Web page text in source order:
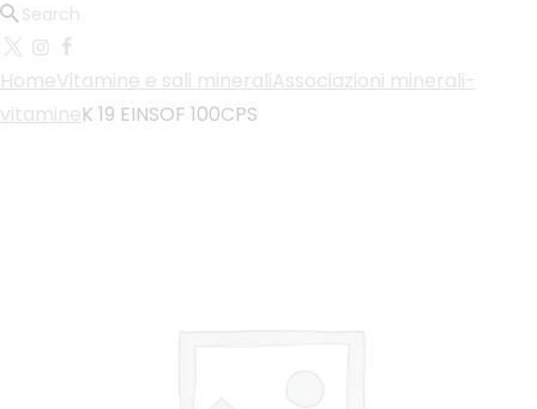
HomeVitamine e sali mineraliAssociazioni minerali-
vitamineK 19 EINSOF 100CPS